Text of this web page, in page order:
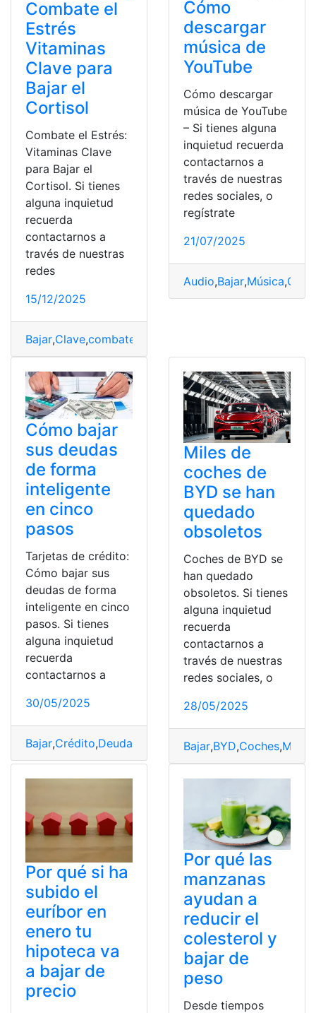
Combate el
Estrés
Vitaminas
Clave para
Bajar el
Cortisol
Combate el Estrés:
Vitaminas Clave
para Bajar el
Cortisol. Si tienes
alguna inquietud
recuerda
contactarnos a
través de nuestras
redes
15/12/2025
Bajar,Clave,combate
Cómo
descargar
música de
YouTube
Cómo descargar
música de YouTube
– Si tienes alguna
inquietud recuerda
contactarnos a
través de nuestras
redes sociales, o
regístrate
21/07/2025
Audio,Bajar,Música,
Cómo bajar
sus deudas
de forma
inteligente
en cinco
pasos
Tarjetas de crédito:
Cómo bajar sus
deudas de forma
inteligente en cinco
pasos. Si tienes
alguna inquietud
recuerda
contactarnos a
30/05/2025
Bajar,Crédito,Deudas Inteligente,Tarjetas
Miles de
coches de
BYD se han
quedado
obsoletos
Coches de BYD se
han quedado
obsoletos. Si tienes
alguna inquietud
recuerda
contactarnos a
través de nuestras
redes sociales, o
28/05/2025
Bajar,BYD,Coches,Miles
Por qué si ha
subido el
euríbor en
enero tu
hipoteca va
a bajar de
precio
Por qué las
manzanas
ayudan a
reducir el
colesterol y
bajar de
peso
Desde tiempos